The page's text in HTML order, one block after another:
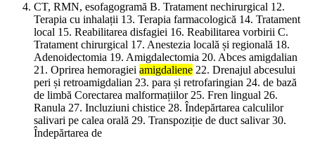
CT, RMN, esofagogramă B. Tratament nechirurgical 12.
Terapia cu inhalații 13. Terapia farmacologică 14. Tratament
local 15. Reabilitarea disfagiei 16. Reabilitarea vorbirii C.
Tratament chirurgical 17. Anestezia locală și regională 18.
Adenoidectomia 19. Amigdalectomia 20. Abces amigdalian
21. Oprirea hemoragiei amigdaliene 22. Drenajul abcesului
peri și retroamigdalian 23. para și retrofaringian 24. de bază
de limbă Corectarea malformațiilor 25. Fren lingual 26.
Ranula 27. Incluziuni chistice 28. Îndepărtarea calculilor
salivari pe calea orală 29. Transpoziție de duct salivar 30.
Îndepărtarea de